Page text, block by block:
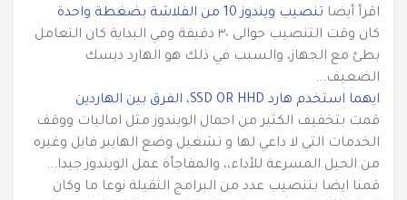
اقرأ أيضا تنصيب ويندوز 10 من الفلاشة بضغطة واحدة
كان وقت التنصيب حوالى ٣٠ دقيقة وفي البداية كان التعامل
بطئ مع الجهاز، والسبب في ذلك هو الهارد ديسك
الضعيف...
ايهما استخدم هارد SSD OR HHD، الفرق بين الهاردين
قمت بتخفيف الكثير من احمال الويندوز مثل اماليات ووقف
الخدمات التي لا داعي لها و تشغيل وضع الهايبر فايل وغيره
من الحيل المسرعة للأداء،، والمفاجأة عمل الويندوز جيدا...
قمنا ايضا بتنصيب عدد من البرامج الثقيلة نوعا ما وكان